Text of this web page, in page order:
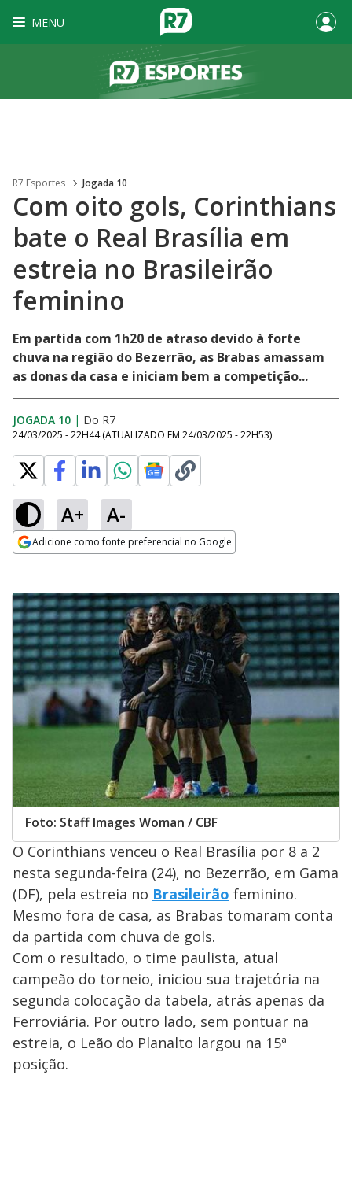
MENU
R7 Esportes Jogada 10
Com oito gols, Corinthians
bate o Real Brasília em
estreia no Brasileirão
feminino
Em partida com 1h20 de atraso devido à forte
chuva na região do Bezerrão, as Brabas amassam
as donas da casa e iniciam bem a competição...
JOGADA 10 | Do R7
24/03/2025 - 22H44 (ATUALIZADO EM 24/03/2025 - 22H53)
A+ A-
Adicione como fonte preferencial no Google
Foto: Staff Images Woman / CBF
O Corinthians venceu o Real Brasília por 8 a 2
nesta segunda-feira (24), no Bezerrão, em Gama
(DF), pela estreia no Brasileirão feminino.
Mesmo fora de casa, as Brabas tomaram conta
da partida com chuva de gols.
Com o resultado, o time paulista, atual
campeão do torneio, iniciou sua trajetória na
segunda colocação da tabela, atrás apenas da
Ferroviária. Por outro lado, sem pontuar na
estreia, o Leão do Planalto largou na 15ª
posição.